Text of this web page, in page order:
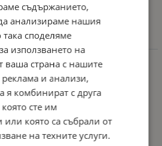
Интериор
седалки от:
съдържанието,
анализираме нашия
споделяме
използването на
ваша страна с нашите
и анализи,
я комбинират с друга
сте им
или която са събрали от
на техните услуги.